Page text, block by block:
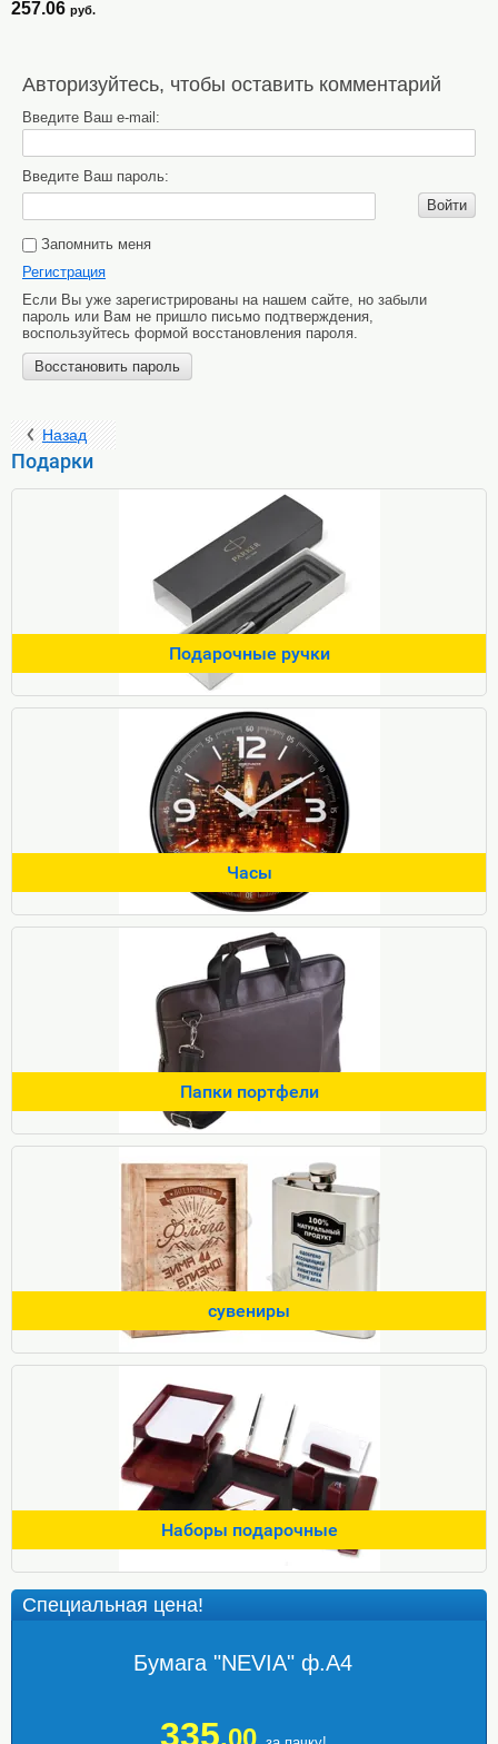
Специальная цена!
Бумага "NEVIA" ф.А4
335,00
257.06 руб.
Авторизуйтесь, чтобы оставить комментарий
Введите Ваш e-mail:
Введите Ваш пароль:
Войти
Запомнить меня
Регистрация
Если Вы уже зарегистрированы на нашем сайте, но забыли
пароль или Вам не пришло письмо подтверждения,
воспользуйтесь формой восстановления пароля.
Восстановить пароль
Назад
Подарки
Подарочные ручки
Часы
Папки портфели
сувениры
Наборы подарочные